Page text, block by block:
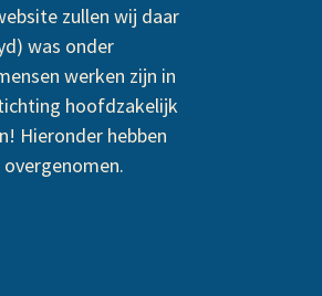
zullen wij daar
was onder
werken zijn in
hoofdzakelijk
Hieronder hebben